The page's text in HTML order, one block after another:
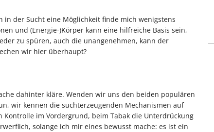
der Sucht eine Möglichkeit finde mich wenigstens
und (Energie-)Körper kann eine hilfreiche Basis sein,
zu spüren, auch die unangenehmen, kann der
wir hier überhaupt?
dahinter kläre. Wenden wir uns den beiden populären
wir kennen die suchterzeugenden Mechanismen auf
Kontrolle im Vordergrund, beim Tabak die Unterdrückung
solange ich mir eines bewusst mache: es ist ein